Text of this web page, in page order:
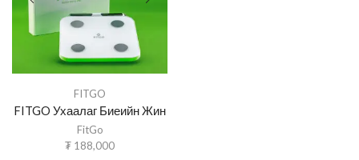
FITGO
FITGO Ухаалаг Биеийн Жин
FitGo
₮ 188,000